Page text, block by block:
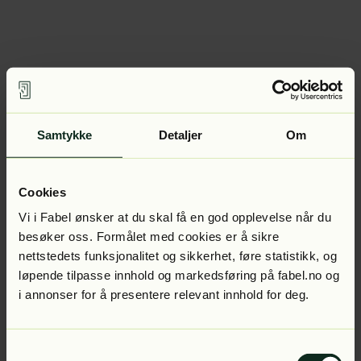
Samtykke Detaljer Om
Cookies
Vi i Fabel ønsker at du skal få en god opplevelse når du
besøker oss. Formålet med cookies er å sikre
nettstedets funksjonalitet og sikkerhet, føre statistikk, og
løpende tilpasse innhold og markedsføring på fabel.no og
i annonser for å presentere relevant innhold for deg.